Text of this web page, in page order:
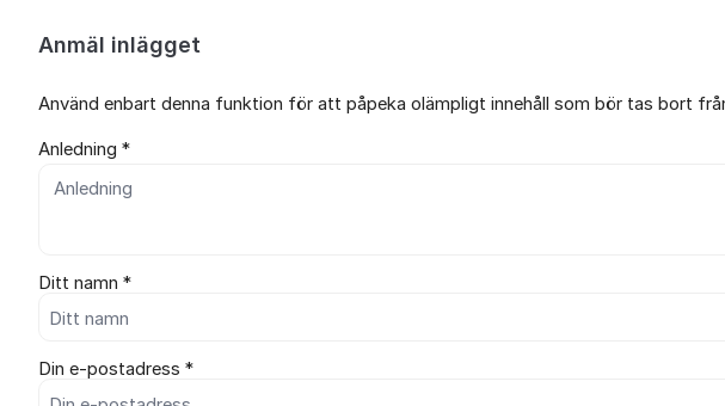
Anmäl inlägget
Använd enbart denna funktion för att påpeka olämpligt innehåll som bör tas bort
Anledning *
Ditt namn *
Din e-postadress *